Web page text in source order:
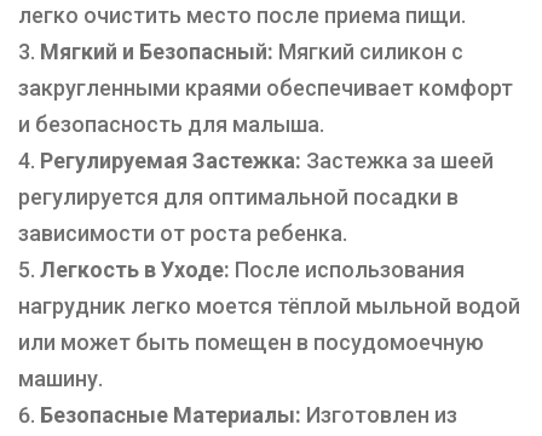
легко очистить место после приема пищи.
Мягкий и Безопасный: Мягкий силикон с
закругленными краями обеспечивает комфорт
и безопасность для малыша.
Регулируемая Застежка: Застежка за шеей
регулируется для оптимальной посадки в
зависимости от роста ребенка.
Легкость в Уходе: После использования
нагрудник легко моется тёплой мыльной водой
или может быть помещен в посудомоечную
машину.
Безопасные Материалы: Изготовлен из